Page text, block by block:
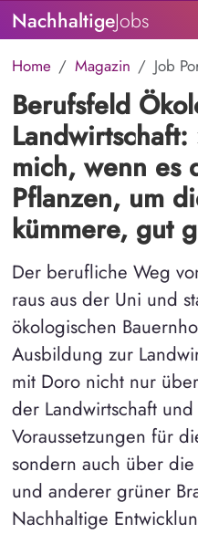
NachhaltigeJobs
Home Magazin Job
Berufsfeld
mich, wenn es
Pflanzen, um
kümmere, gut
Der berufliche Weg
raus aus der Uni und
ökologischen
Ausbildung zur
mit Doro nicht nur
der Landwirtschaft
Voraussetzungen für
sondern auch über
und anderer grüner
Nachhaltige